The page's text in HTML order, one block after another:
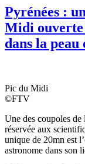
Pyrénées :
Midi ouverte
dans la peau
Pic du Midi
©FTV
Une des coupoles
réservée aux
unique de 20mn est
astronome dans son